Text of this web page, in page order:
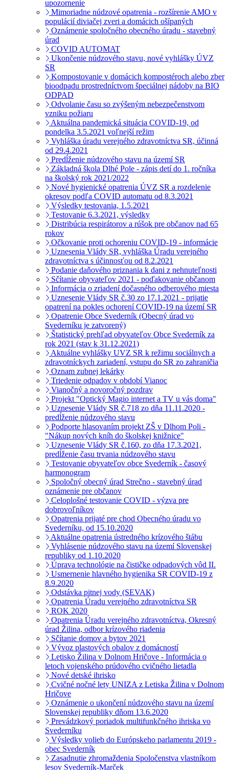
upozornenie
Mimoriadne núdzové opatrenia - rozšírenie AMO v
populácií diviačej zveri a domácich ošípaných
Oznámenie spoločného obecného úradu - stavebný
úrad
COVID AUTOMAT
Ukončenie núdzového stavu, nové vyhlášky ÚVZ
SR
Kompostovanie v domácich kompostéroch alebo zber
bioodpadu prostredníctvom špeciálnej nádoby na BIO
ODPAD
Odvolanie času so zvýšeným nebezpečenstvom
vzniku požiaru
Aktuálna pandemická situácia COVID-19, od
pondelka 3.5.2021 voľnejší režim
Vyhláška úradu verejného zdravotníctva SR, účinná
od 29.4.2021
Predĺženie núdzového stavu na území SR
Základná škola Dlhé Pole - zápis detí do 1. ročníka
na školský rok 2021/2022
Nové hygienické opatrenia ÚVZ SR a rozdelenie
okresov podľa COVID automatu od 8.3.2021
Výsledky testovania, 1.5.2021
Testovanie 6.3.2021, výsledky
Distribúcia respirátorov a rúšok pre občanov nad 65
rokov
Očkovanie proti ochoreniu COVID-19 - informácie
Uznesenia Vlády SR, vyhláška Úradu verejného
zdravotníctva s účinnosťou od 8.2.2021
Podanie daňového priznania k dani z nehnuteľnosti
Sčítanie obyvateľov 2021 - poďakovanie občanom
Informácia o zriadení dočasného odberového miesta
Uznesenie Vlády SR č.30 zo 17.1.2021 - prijatie
opatrení na pokles ochorení COVID-19 na území SR
Opatrenie Obce Svederník (Obecný úrad vo
Svederníku je zatvorený)
Štatistický prehľad obyvateľov Obce Svederník za
rok 2021 (stav k 31.12.2021)
Aktuálne vyhlášky UVZ SR k režimu sociálnych a
zdravotníckych zariadení, vstupu do SR zo zahraničia
Oznam zubnej lekárky
Triedenie odpadov v období Vianoc
Vianočný a novoročný pozdrav
Projekt "Optický Magio internet a TV u vás doma"
Uznesenie Vlády SR č.718 zo dňa 11.11.2020 -
predĺženie núdzového stavu
Podporte hlasovaním projekt ZŠ v Dlhom Poli -
"Nákup nových kníh do školskej knižnice"
Uznesenie Vlády SR č.160, zo dňa 17.3.2021,
predĺženie času trvania núdzového stavu
Testovanie obyvateľov obce Svederník - časový
harmonogram
Spoločný obecný úrad Strečno - stavebný úrad
oznámenie pre občanov
Celoplošné testovanie COVID - výzva pre
dobrovoľníkov
Opatrenia prijaté pre chod Obecného úradu vo
Svederníku, od 15.10.2020
Aktuálne opatrenia ústredného krízového štábu
Vyhlásenie núdzového stavu na území Slovenskej
republiky od 1.10.2020
Úprava technológie na čističke odpadových vôd II.
Usmernenie hlavného hygienika SR COVID-19 z
8.9.2020
Odstávka pitnej vody (SEVAK)
Opatrenia Úradu verejného zdravotníctva SR
ROK 2020
Opatrenia Úradu verejného zdravotníctva, Okresný
úrad Žilina, odbor krízového riadenia
Sčítanie domov a bytov 2021
Vývoz plastových obalov z domácností
Letisko Žilina v Dolnom Hričove - Informácia o
letoch vojenského prúdového cvičného lietadla
Nové detské ihrisko
Cvičné nočné lety UNIZA z Letiska Žilina v Dolnom
Hričove
Oznámenie o ukončení núdzového stavu na území
Slovenskej republiky dňom 13.6.2020
Prevádzkový poriadok multifunkčného ihriska vo
Svederníku
Výsledky volieb do Európskeho parlamentu 2019 -
obec Svederník
Zasadnutie zhromaždenia Spoločenstva vlastníkom
lesov Svederník-Marček